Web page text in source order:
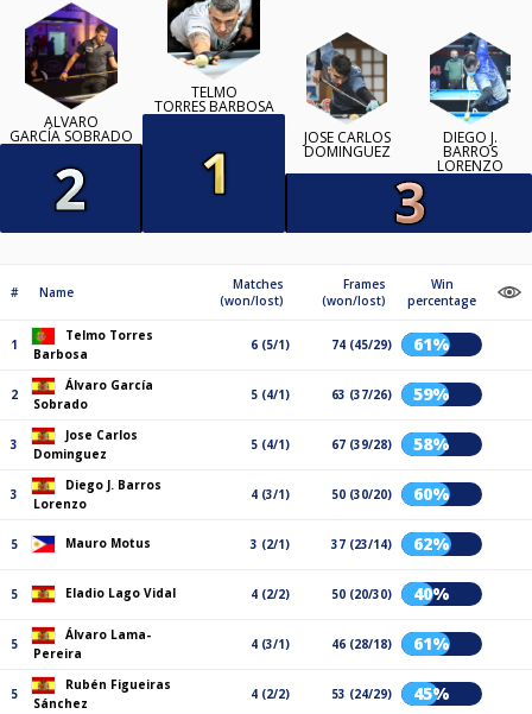
ÁLVARO
GARCÍA SOBRADO
TELMO
TORRES BARBOSA
JOSE CARLOS
DOMINGUEZ
DIEGO J.
BARROS
LORENZO
# Name
Matches
(won/lost)
Frames
(won/lost)
Win
percentage
1
Telmo Torres
Barbosa
6 (5/1) 74 (45/29) 61%
2
Álvaro García
Sobrado
5 (4/1) 63 (37/26) 59%
3
Jose Carlos
Dominguez
5 (4/1) 67 (39/28) 58%
3
Diego J. Barros
Lorenzo
4 (3/1) 50 (30/20) 60%
5 Mauro Motus 3 (2/1) 37 (23/14) 62%
5 Eladio Lago Vidal 4 (2/2) 50 (20/30) 40%
5
Álvaro Lama-
Pereira
4 (3/1) 46 (28/18) 61%
5
Rubén Figueiras
Sánchez
4 (2/2) 53 (24/29) 45%